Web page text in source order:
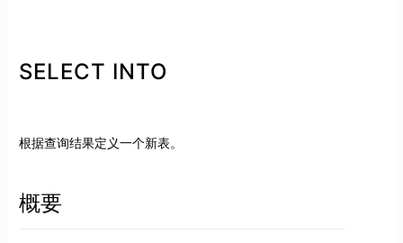
SELECT INTO
根据查询结果定义一个新表。
概要